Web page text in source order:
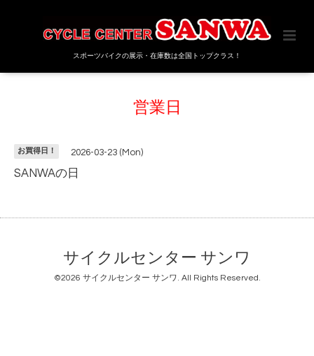
スポーツバイクの展示・在庫数は全国トップクラス！
営業日
お買得日！ 2026-03-23 (Mon)
SANWAの日
サイクルセンター サンワ
©2026 サイクルセンター サンワ. All Rights Reserved.